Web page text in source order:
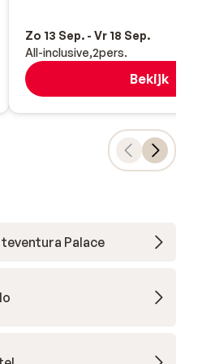
Zo 13 Sep. - Vr 18 Sep.
All-inclusive 2pers.
Bekijk
Palace